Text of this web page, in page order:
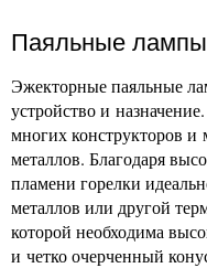
Паяльные
Эжекторные паяльные
устройство и
многих конструкторов и
металлов. Благодаря
пламени горелки
металлов или другой
которой необходима
и четко очерченный